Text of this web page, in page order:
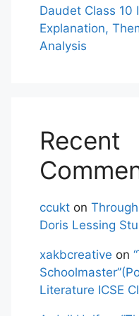
Daudet Class 10
Explanation,
Analysis
Recent
ccukt on
Doris Lessing
xakbcreative on
Literature ICSE